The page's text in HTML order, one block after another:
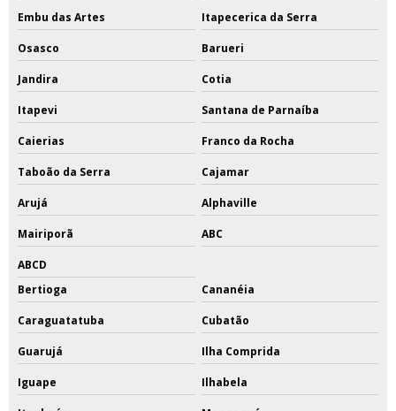
Embu das Artes Itapecerica da Serra
Osasco Barueri
Jandira Cotia
Itapevi Santana de Parnaíba
Caierias Franco da Rocha
Taboão da Serra Cajamar
Arujá Alphaville
Mairiporã ABC
ABCD
Bertioga
Cananéia
Caraguatatuba Cubatão
Guarujá Ilha Comprida
Iguape Ilhabela